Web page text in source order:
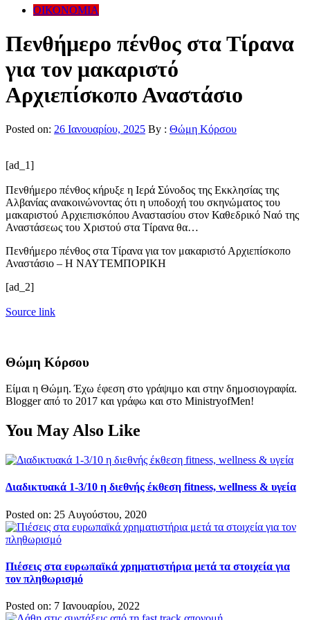
ΟΙΚΟΝΟΜΙΑ
Πενθήμερο πένθος στα Τίρανα
για τον μακαριστό
Αρχιεπίσκοπο Αναστάσιο
Posted on: 26 Ιανουαρίου, 2025 By : Θώμη Κόρσου
[ad_1]
Πενθήμερο πένθος κήρυξε η Ιερά Σύνοδος της Εκκλησίας της
Αλβανίας ανακοινώνοντας ότι η υποδοχή του σκηνώματος του
μακαριστού Aρχιεπισκόπου Αναστασίου στον Καθεδρικό Ναό της
Αναστάσεως του Χριστού στα Τίρανα θα…
Πενθήμερο πένθος στα Τίρανα για τον μακαριστό Αρχιεπίσκοπο
Αναστάσιο – Η ΝΑΥΤΕΜΠΟΡΙΚΗ
[ad_2]
Source link
Θώμη Κόρσου
Είμαι η Θώμη. Έχω έφεση στο γράψιμο και στην δημοσιογραφία.
Blogger από το 2017 και γράφω και στο MinistryofMen!
You May Also Like
Διαδικτυακά 1-3/10 η διεθνής έκθεση fitness, wellness & υγεία
Posted on: 25 Αυγούστου, 2020
Πιέσεις στα ευρωπαϊκά χρηματιστήρια μετά τα στοιχεία για
τον πληθωρισμό
Posted on: 7 Ιανουαρίου, 2022